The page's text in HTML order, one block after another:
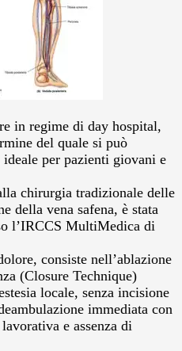
in regime di day hospital,
del quale si può
per pazienti giovani e
chirurgia tradizionale delle
della vena safena, è stata
l’IRCCS MultiMedica di
consiste nell’ablazione
(Closure Technique)
locale, senza incisione
immediata con
e assenza di